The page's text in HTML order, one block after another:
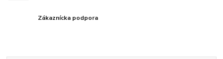
Zákaznícka podpora